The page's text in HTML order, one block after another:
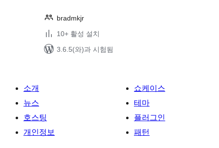
bradmkjr
10+ 활성 설치
3.6.5(와)과 시험됨
소개
뉴스
호스팅
개인정보
쇼케이스
테마
플러그인
패턴